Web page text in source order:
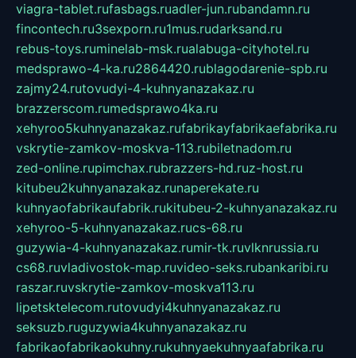
viagra-tablet.rufasbags.ruadler-jun.rubandamn.ru
fincontech.ru3sexporn.ru1mus.rudarksand.ru
rebus-toys.ruminelab-msk.rualabuga-cityhotel.ru
medsprawo-4-ka.ru2864420.rublagodarenie-spb.ru
zajmy24.rutovudyi-4-kuhnyanazakaz.ru
brazzerscom.rumedsprawo4ka.ru
xehyroo5kuhnyanazakaz.rufabrikayfabrikaefabrika.ru
vskrytie-zamkov-moskva-113.rubiletnadom.ru
zed-online.rupimchax.rubrazzers-hd.ruz-host.ru
kitubeu2kuhnyanazakaz.runaperekate.ru
kuhnyaofabrikaufabrik.rukitubeu-2-kuhnyanazakaz.ru
xehyroo-5-kuhnyanazakaz.rucs-68.ru
guzywia-4-kuhnyanazakaz.rumir-tk.ruvlknrussia.ru
cs68.ruvladivostok-map.ruvideo-seks.rubankaribi.ru
raszar.ruvskrytie-zamkov-moskva113.ru
lipetsktelecom.rutovudyi4kuhnyanazakaz.ru
seksuzb.ruguzywia4kuhnyanazakaz.ru
fabrikaofabrikaokuhny.rukuhnyaekuhnyaafabrika.ru